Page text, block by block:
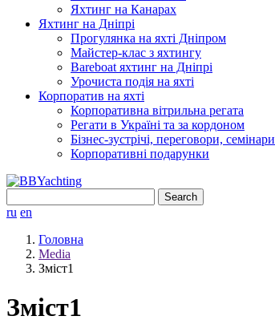
Яхтинг на Канарах
Яхтинг на Дніпрі
Прогулянка на яхті Дніпром
Майстер-клас з яхтингу
Bareboat яхтинг на Дніпрі
Урочиста подія на яхті
Корпоратив на яхті
Корпоративна вітрильна регата
Регати в Україні та за кордоном
Бізнес-зустрічі, переговори, семінари
Корпоративні подарунки
for:
ru en
Головна
Media
Зміст1
Зміст1